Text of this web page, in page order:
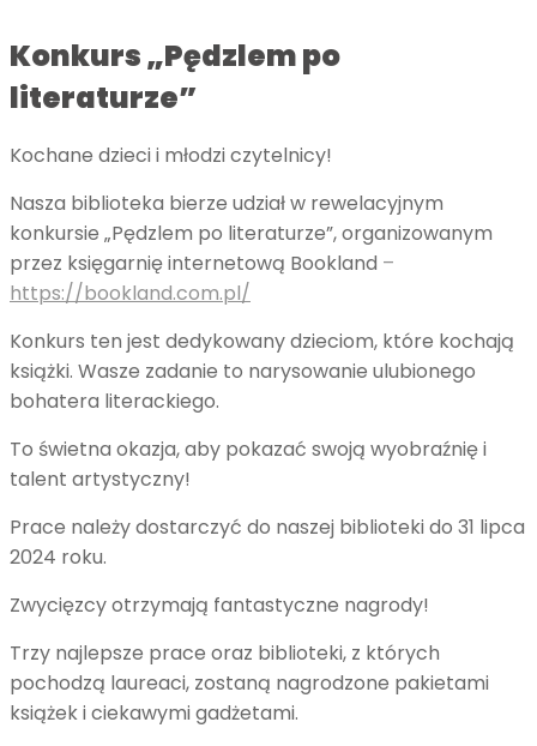
Konkurs „Pędzlem po
literaturze”
Kochane dzieci i młodzi czytelnicy!
Nasza biblioteka bierze udział w rewelacyjnym
konkursie „Pędzlem po literaturze”, organizowanym
przez księgarnię internetową Bookland –
https://bookland.com.pl/
Konkurs ten jest dedykowany dzieciom, które kochają
książki. Wasze zadanie to narysowanie ulubionego
bohatera literackiego.
To świetna okazja, aby pokazać swoją wyobraźnię i
talent artystyczny!
Prace należy dostarczyć do naszej biblioteki do 31 lipca
2024 roku.
Zwycięzcy otrzymają fantastyczne nagrody!
Trzy najlepsze prace oraz biblioteki, z których
pochodzą laureaci, zostaną nagrodzone pakietami
książek i ciekawymi gadżetami.